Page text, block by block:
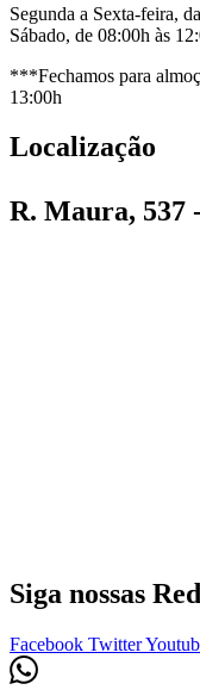
Segunda a Sexta-feira,
Sábado, de 08:00h às
***Fechamos para
13:00h
Localização
R. Maura, 537
Siga nossas
Facebook Twitter